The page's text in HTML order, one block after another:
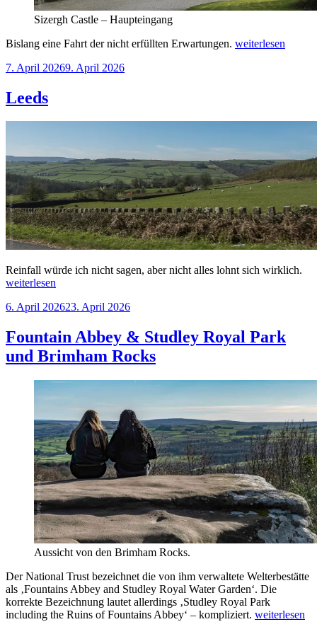
Sizergh Castle – Haupteingang
Bislang eine Fahrt der nicht erfüllten Erwartungen. „Wharfedale
Head“
weiterlesen
Veröffentlicht
7. April 20269. April 2026
Leeds
Reinfall würde ich nicht sagen, aber nicht alles lohnt sich wirklich.
weiterlesen
Veröffentlicht
6. April 202623. April 2026
Fountain Abbey & Studley Royal Park
und Brimham Rocks
Aussicht von den Brimham Rocks.
Der National Trust bezeichnet die von ihm verwaltete Welterbestätte
als ‚Fountains Abbey and Studley Royal Water Garden‘. Die
korrekte Bezeichnung lautet allerdings ‚Studley Royal Park
including the Ruins of Fountains Abbey‘ – kompliziert. „Fountain
weiterlesen